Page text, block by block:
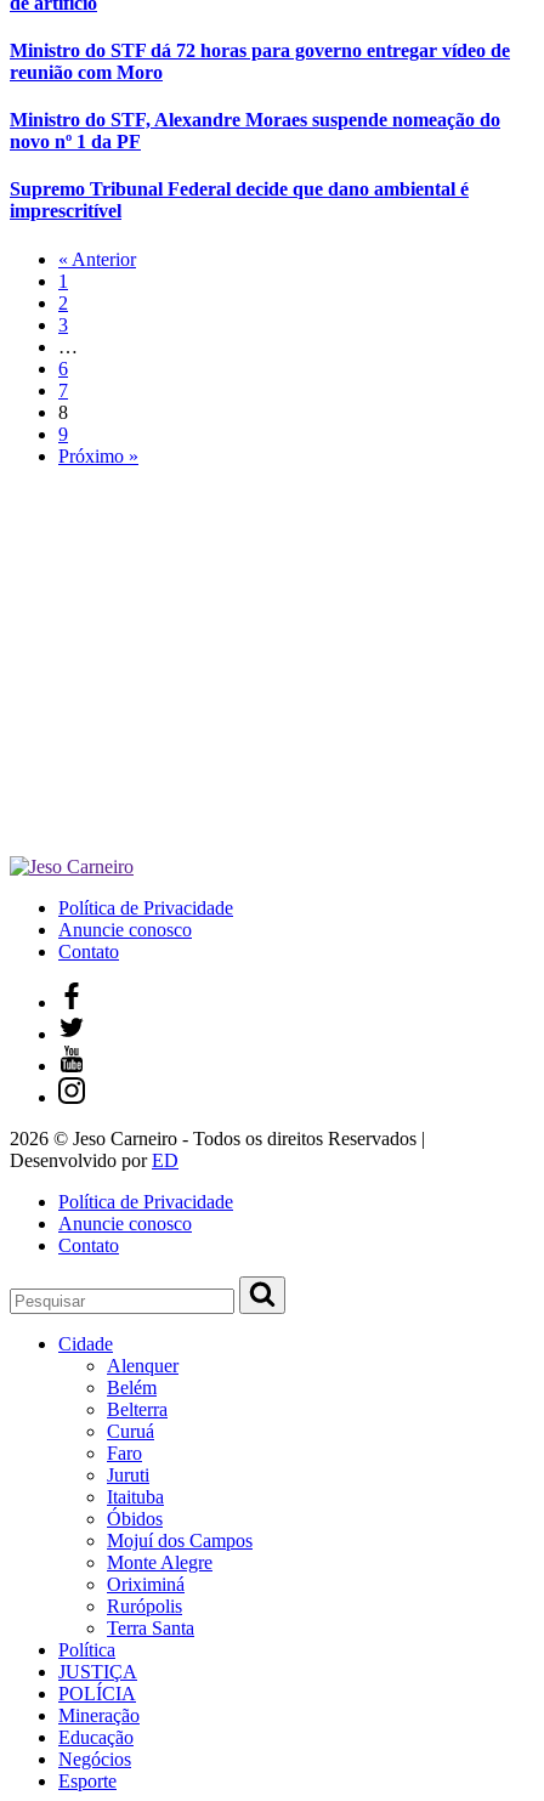
Ministro do STF dá 72 horas para governo entregar vídeo de
reunião com Moro
Ministro do STF, Alexandre Moraes suspende nomeação do
novo nº 1 da PF
Supremo Tribunal Federal decide que dano ambiental é
imprescritível
« Anterior
1
2
3
…
6
7
8
9
Próximo »
Política de Privacidade
Anuncie conosco
Contato
2026 © Jeso Carneiro - Todos os direitos Reservados |
Desenvolvido porED
Política de Privacidade
Anuncie conosco
Contato
Cidade
Alenquer
Belém
Belterra
Curuá
Faro
Juruti
Itaituba
Óbidos
Mojuí dos Campos
Monte Alegre
Oriximiná
Rurópolis
Terra Santa
Política
JUSTIÇA
POLÍCIA
Mineração
Educação
Negócios
Esporte